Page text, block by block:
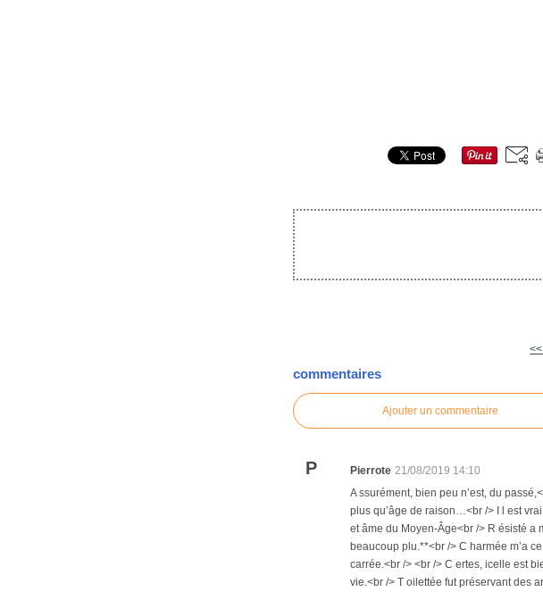
commentaires
Ajouter un commentaire
P Pierrote 21/08/2019 14:10
A ssurément, bien peu n’est, du
plus qu’âge de raison…<br /> I l est
et âme du Moyen-Âge<br /> R ésisté a
beaucoup plu.**<br /> C harmée m’a
carrée.<br /> <br /> C ertes, icelle est
vie.<br /> T oilettée fut préservant des